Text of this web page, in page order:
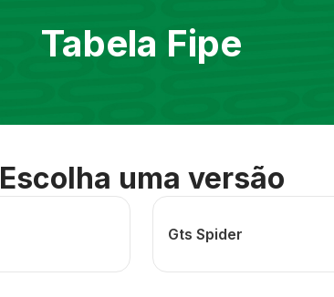
Tabela Fipe
Escolha uma versão
Gts Spider